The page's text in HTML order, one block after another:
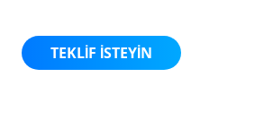
TEKLIF ISTEYIN